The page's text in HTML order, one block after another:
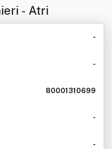
- Atri
-
-
80001310699
-
-